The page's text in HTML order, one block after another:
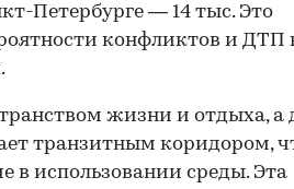
Петербурге — 14 тыс. Это
конфликтов и ДТП
жизни и отдыха, а
транзитным коридором,
в использовании среды. Эта